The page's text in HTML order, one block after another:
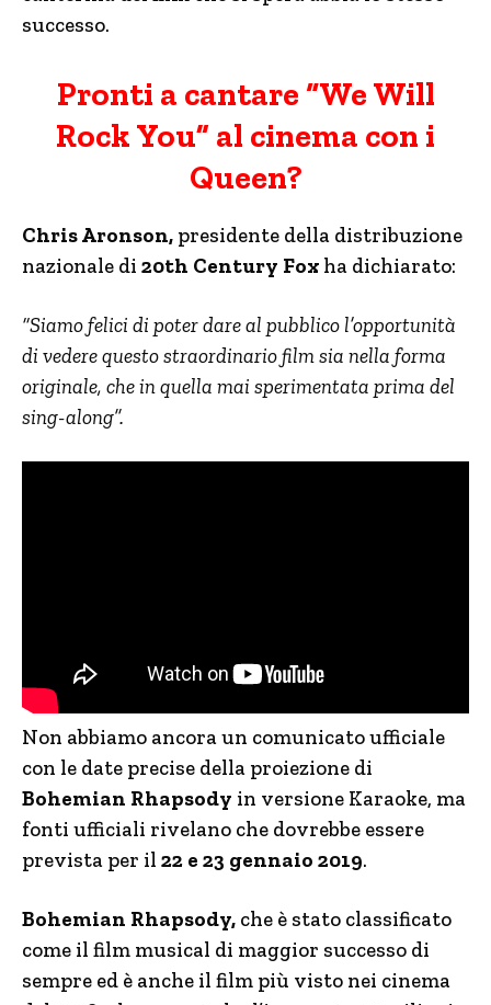
successo.
Pronti a cantare “We Will
Rock You” al cinema con i
Queen?
Chris Aronson, presidente della distribuzione
nazionale di 20th Century Fox ha dichiarato:
“Siamo felici di poter dare al pubblico l’opportunità
di vedere questo straordinario film sia nella forma
originale, che in quella mai sperimentata prima del
sing-along”.
Non abbiamo ancora un comunicato ufficiale
con le date precise della proiezione di
Bohemian Rhapsody in versione Karaoke, ma
fonti ufficiali rivelano che dovrebbe essere
prevista per il 22 e 23 gennaio 2019.
Bohemian Rhapsody, che è stato classificato
come il film musical di maggior successo di
sempre ed è anche il film più visto nei cinema